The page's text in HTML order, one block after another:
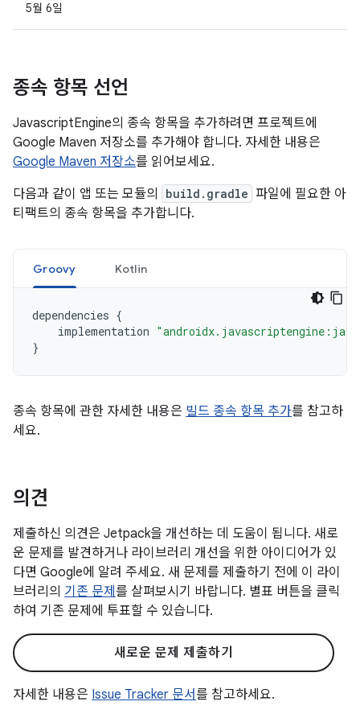
5월 6일
종속 항목 선언
JavascriptEngine의 종속 항목을 추가하려면 프로젝트에
Google Maven 저장소를 추가해야 합니다. 자세한 내용은
Google Maven 저장소를 읽어보세요.
다음과 같이 앱 또는 모듈의
build.gradle 파일에 필요한 아
티팩트의 종속 항목을 추가합니다.
Groovy Kotlin
dependencies {
implementation
}
종속 항목에 관한 자세한 내용은 빌드 종속 항목 추가를 참고하
세요.
의견
제출하신 의견은 Jetpack을 개선하는 데 도움이 됩니다. 새로
운 문제를 발견하거나 라이브러리 개선을 위한 아이디어가 있
다면 Google에 알려 주세요. 새 문제를 제출하기 전에 이 라이
브러리의 기존 문제 를 살펴보시기 바랍니다. 별표 버튼을 클릭
하여 기존 문제에 투표할 수 있습니다.
새로운 문제 제출하기
자세한 내용은 Issue Tracker 문서를 참고하세요.